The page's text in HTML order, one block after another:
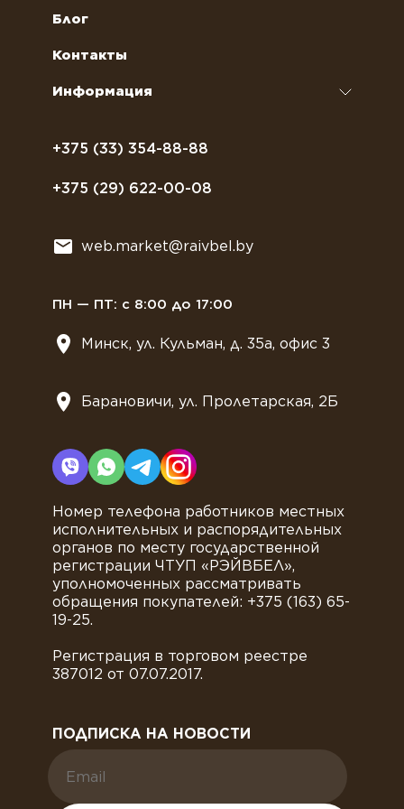
+375 (33) 354-88-88
+375 (29) 622-00-08
web.market@raivbel.by
ПН — ПТ: с 8:00 до 17:00
Минск, ул. Кульман, д. 35а, офис 3
Барановичи, ул. Пролетарская, 2Б
Номер телефона работников местных
исполнительных и распорядительных
органов по месту государственной
регистрации ЧТУП «РЭЙВБЕЛ»,
уполномоченных рассматривать
обращения покупателей: +375 (163) 65-
19-25.
Регистрация в торговом реестре
387012 от 07.07.2017.
ПОДПИСКА НА НОВОСТИ
Кофейное оборудование
Обслуживание профессиональных
Курсы бариста
Как оформить заказ
Условия доставки
Блог
Контакты
Информация
Договор оферты